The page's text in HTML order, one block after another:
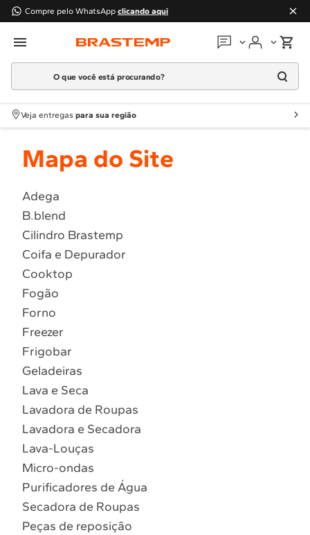
Compre pelo WhatsApp clicando aqui
Em que podemos
Atendimento Brastemp
Localizar assistência técnica
O que você está procurando?
Termos mais buscados
1º Geladeira
2
Fogao
4 º Lava Louça
5 º Cooktop
6º Microondas Brastemp
7º Forno
8º Embutir
9º Lava Seca
Veja entregas para sua região
Mapa do Site
Adega
B.blend
Cilindro Brastemp
Coifa e Depurador
Cooktop
Fogão
Forno
Freezer
Frigobar
Geladeiras
Lava e Seca
Lavadora de Roupas
Lavadora e Secadora
Lava-Louças
Micro-ondas
Purificadores de Água
Secadora de Roupas
Peças de reposição